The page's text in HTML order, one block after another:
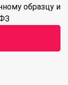
образцу и